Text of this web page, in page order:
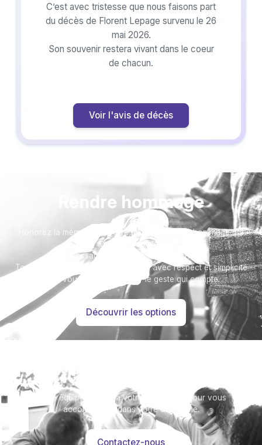
C’est avec tristesse que nous faisons part
du décès de Florent Lepage survenu le 26
mai 2026.
Son souvenir restera vivant dans le coeur
de chacun.
Voir l'avis de décès
Rendre hommage
Honorez la mémoire de votre proche avec un hommage qui
vous ressemble :
un message accompagné d'une photo.
Toutes nos options sont présentées avec respect et simplicité
pour vous aider à marquer le geste qui compte.
Découvrir les options
Notre équipe se tient à votre disposition pour vous
accompagner dans votre démarche.
Contactez-nous